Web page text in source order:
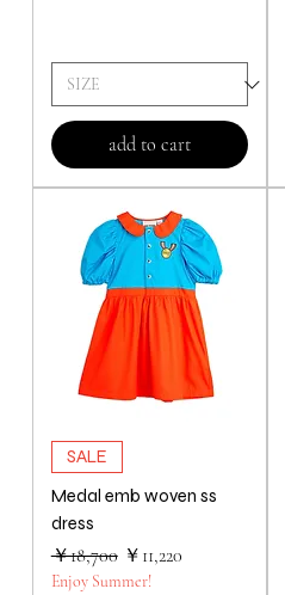
add to cart
SALE
Medal emb woven ss
dress
通常価格
￥18,700 セール価格
￥11,220
Enjoy Summer!